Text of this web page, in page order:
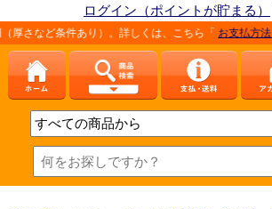
ログイン（ポイントが貯まる）
り）。詳しくは、こちら「 お支払方法・発送方法・送料